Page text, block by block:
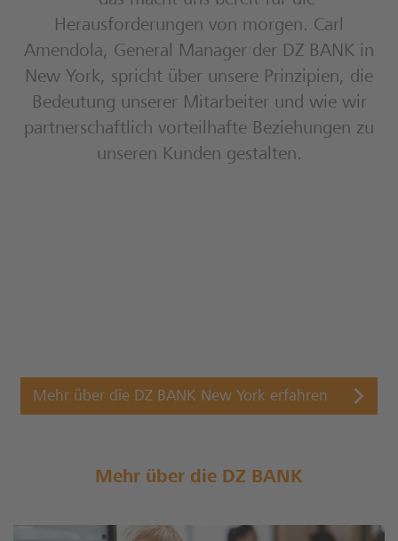
Herausforderungen von morgen. Carl
Amendola, General Manager der DZ BANK in
New York, spricht über unsere Prinzipien, die
Bedeutung unserer Mitarbeiter und wie wir
partnerschaftlich vorteilhafte Beziehungen zu
unseren Kunden gestalten.
Mehr über die DZ BANK New York erfahren
Mehr über die DZ BANK